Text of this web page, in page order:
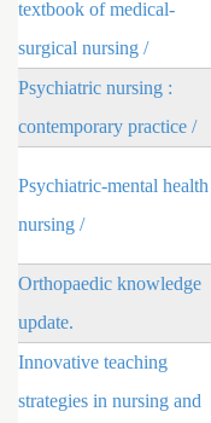
textbook of medical-
surgical nursing /
Psychiatric nursing :
contemporary practice /
Psychiatric-mental health
nursing /
Orthopaedic knowledge
update.
Innovative teaching
strategies in nursing and